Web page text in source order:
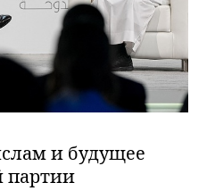
и будущее
партии